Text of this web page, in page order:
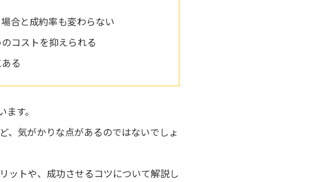
合と成約率も変わらない
コストを抑えられる
る
す。
、気がかりな点があるのではないでしょ
ットや、成功させるコツについて解説し